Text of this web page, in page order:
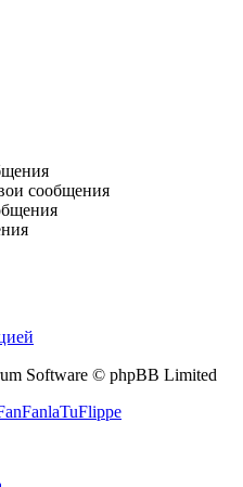
сообщения
Software © phpBB Limited